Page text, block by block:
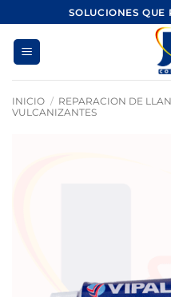
al
contenido
SOLUCIONES QUE
INICIO / REPARACION DE
VULCANIZANTES